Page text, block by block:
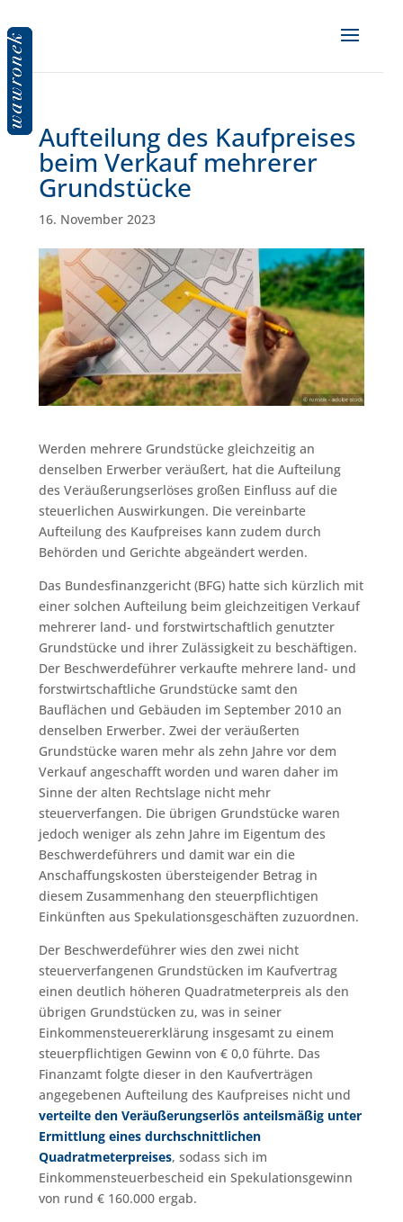
Aufteilung des Kaufpreises
beim Verkauf mehrerer
Grundstücke
16. November 2023
Werden mehrere Grundstücke gleichzeitig an
denselben Erwerber veräußert, hat die Aufteilung
des Veräußerungserlöses großen Einfluss auf die
steuerlichen Auswirkungen. Die vereinbarte
Aufteilung des Kaufpreises kann zudem durch
Behörden und Gerichte abgeändert werden.
Das Bundesfinanzgericht (BFG) hatte sich kürzlich mit
einer solchen Aufteilung beim gleichzeitigen Verkauf
mehrerer land- und forstwirtschaftlich genutzter
Grundstücke und ihrer Zulässigkeit zu beschäftigen.
Der Beschwerdeführer verkaufte mehrere land- und
forstwirtschaftliche Grundstücke samt den
Bauflächen und Gebäuden im September 2010 an
denselben Erwerber. Zwei der veräußerten
Grundstücke waren mehr als zehn Jahre vor dem
Verkauf angeschafft worden und waren daher im
Sinne der alten Rechtslage nicht mehr
steuerverfangen. Die übrigen Grundstücke waren
jedoch weniger als zehn Jahre im Eigentum des
Beschwerdeführers und damit war ein die
Anschaffungskosten übersteigender Betrag in
diesem Zusammenhang den steuerpflichtigen
Einkünften aus Spekulationsgeschäften zuzuordnen.
Der Beschwerdeführer wies den zwei nicht
steuerverfangenen Grundstücken im Kaufvertrag
einen deutlich höheren Quadratmeterpreis als den
übrigen Grundstücken zu, was in seiner
Einkommensteuererklärung insgesamt zu einem
steuerpflichtigen Gewinn von € 0,0 führte. Das
Finanzamt folgte dieser in den Kaufverträgen
angegebenen Aufteilung des Kaufpreises nicht und
verteilte den Veräußerungserlös anteilsmäßig unter
Ermittlung eines durchschnittlichen
Quadratmeterpreises, sodass sich im
Einkommensteuerbescheid ein Spekulationsgewinn
von rund € 160.000 ergab.